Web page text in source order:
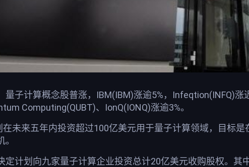
量子计算概念股普涨，IBM(IBM)涨逾5%，Infeqtion(INFQ)涨
Computing(QUBT)、IonQ(IONQ)涨逾3%。
未来五年内投资超过100亿美元用于量子计算领域，目标
定计划向九家量子计算企业投资总计20亿美元收购股权。其